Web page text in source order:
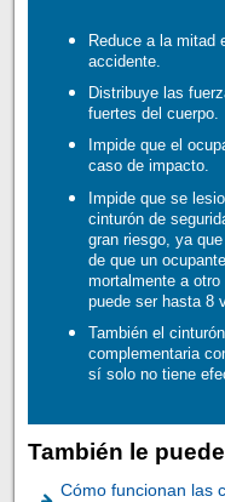
Reduce a la mitad
accidente.
Distribuye las
fuertes del cuerpo.
Impide que el
caso de impacto.
Impide que se
cinturón de
gran riesgo, ya
de que un
mortalmente a
puede ser hasta 8
También el
complementaria
sí solo no tiene
También le
Cómo funcionan las